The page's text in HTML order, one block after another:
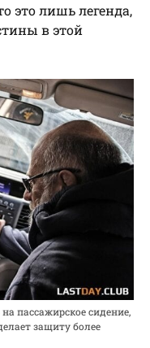
это лишь легенда,
в этой
пассажирское сидение,
защиту более